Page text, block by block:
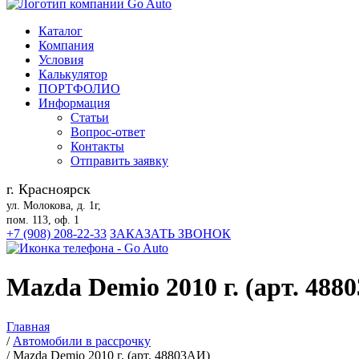
Каталог
Компания
Условия
Калькулятор
ПОРТФОЛИО
Информация
Статьи
Вопрос-ответ
Контакты
Отправить заявку
г. Красноярск
ул. Молокова, д. 1г,
пом. 113, оф. 1
+7 (908) 208-22-33 ЗАКАЗАТЬ ЗВОНОК
Mazda Demio 2010 г. (арт.
Главная
/ Автомобили в рассрочку
/Mazda Demio 2010 г. (арт. 48803АИ)